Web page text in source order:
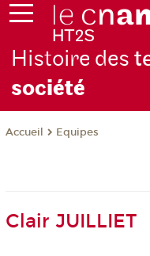
Histoire des
société
Accueil Equipes
Clair JUILLIET